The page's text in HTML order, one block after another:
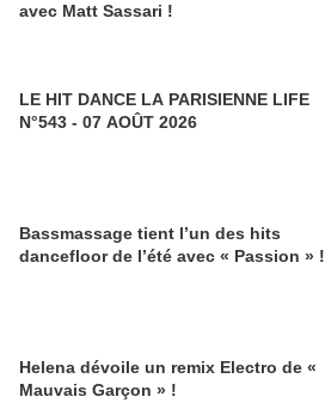
avec Matt Sassari !
LE HIT DANCE LA PARISIENNE LIFE
N°543 - 07 AOÛT 2026
Bassmassage tient l’un des hits
dancefloor de l’été avec « Passion » !
Helena dévoile un remix Electro de «
Mauvais Garçon » !